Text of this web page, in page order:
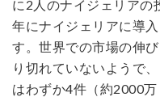
に2人のナイジェリアの
年にナイジェリアに導
す。世界での市場の伸
り切れていないようで
はわずか4件（約2000